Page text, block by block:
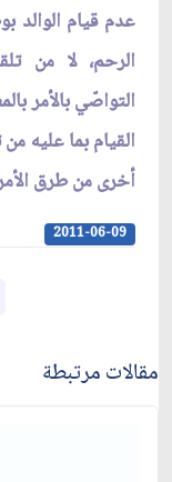
عدم قيام الوالد
الرحم، لا من
التواصّي بالأمر
القيام بما عليه
أخرى من طرق
2011-06-09
مقالات مرتبطة